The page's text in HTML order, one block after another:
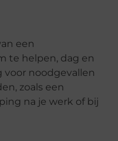
een
te helpen, dag en
voor noodgevallen
zoals een
na je werk of bij